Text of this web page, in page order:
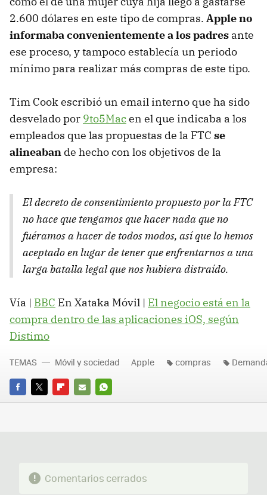
2.600 dólares en este tipo de compras. Apple no
informaba convenientemente a los padres ante
ese proceso, y tampoco establecía un periodo
mínimo para realizar más compras de este tipo.
Tim Cook escribió un email interno que ha sido
desvelado por 9to5Macen el que indicaba a los
empleados que las propuestas de la FTC se
alineaban de hecho con los objetivos de la
empresa:
El decreto de consentimiento propuesto por la FTC
no hace que tengamos que hacer nada que no
fuéramos a hacer de todos modos, así que lo hemos
aceptado en lugar de tener que enfrentarnos a una
larga batalla legal que nos hubiera distraído.
Vía | BBC En Xataka Móvil | El negocio está en la
compra dentro de las aplicaciones iOS, según
Distimo
FACEBOOK
TWITTERFLIPBOARD
E-
WHATSAPP
TEMAS Móvil y sociedad Apple compras
Comentarios cerrados